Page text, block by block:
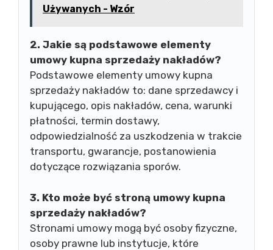
Używanych - Wzór
2. Jakie są podstawowe elementy
umowy kupna sprzedaży nakładów?
Podstawowe elementy umowy kupna
sprzedaży nakładów to: dane sprzedawcy i
kupującego, opis nakładów, cena, warunki
płatności, termin dostawy,
odpowiedzialność za uszkodzenia w trakcie
transportu, gwarancje, postanowienia
dotyczące rozwiązania sporów.
3. Kto może być stroną umowy kupna
sprzedaży nakładów?
Stronami umowy mogą być osoby fizyczne,
osoby prawne lub instytucje, które